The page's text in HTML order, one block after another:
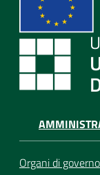
Organi di governo